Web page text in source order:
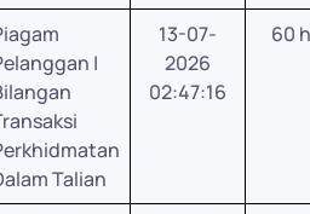
|
Talian
13-07-
2026
02:47:16
60